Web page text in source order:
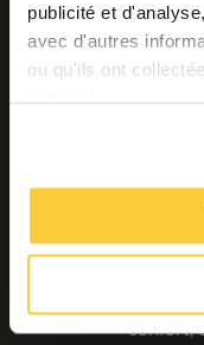
publicité et
avec d'autres
ou qu'ils ont
Garder le
sociaux
matière
réseaux
(CVC).
confort,